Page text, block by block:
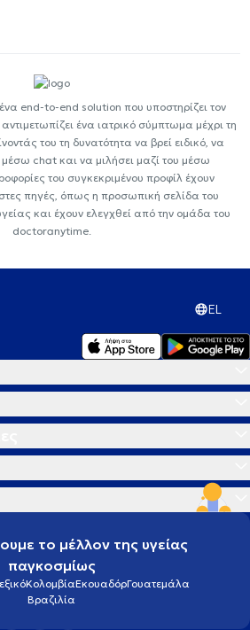
end-to-end solution που υποστηρίζει τον
ένα ιατρικό σύμπτωμα μέχρι τη
του τη δυνατότητα να βρεί ειδικό, να
chat και να μιλήσει μαζί του μέσω
του συγκεκριμένου προφίλ έχουν
πηγές, όπως η προσωπική σελίδα του
και έχουν ελεγχθεί από την ομάδα του
doctoranytime.
EL
το μέλλον της υγείας
παγκοσμίως
ΚολομβίαΕκουαδόρΓουατεμάλα
Βραζιλία